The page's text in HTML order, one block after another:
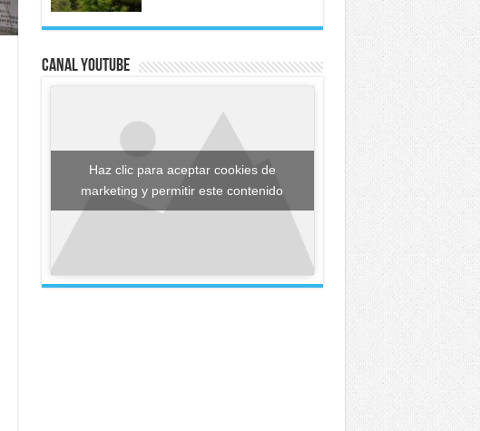
Canal YouTube
Haz clic para aceptar cookies de
marketing y permitir este contenido